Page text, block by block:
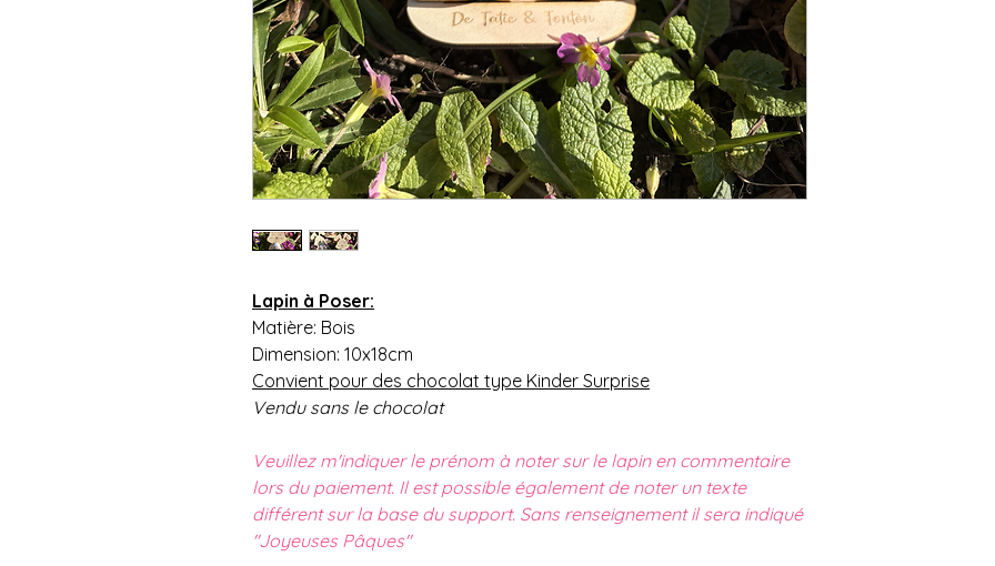
Lapin à Poser:
Matière: Bois
Dimension: 10x18cm
Convient pour des chocolat type Kinder Surprise
Vendu sans le chocolat
Veuillez m'indiquer le prénom à noter sur le lapin en commentaire
lors du paiement. Il est possible également de noter un texte
différent sur la base du support. Sans renseignement il sera indiqué
"Joyeuses Pâques"